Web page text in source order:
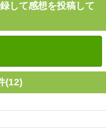
して感想を投稿して
(12)